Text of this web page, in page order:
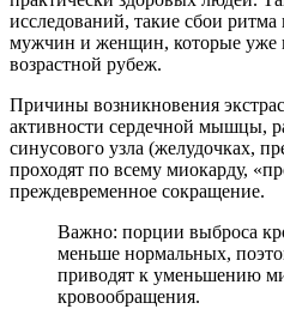
исследований, такие сбои
мужчин и женщин, которые уже
возрастной рубеж.
Причины возникновения
активности сердечной мышцы,
синусового узла (желудочках,
проходят по всему миокарду,
преждевременное сокращение.
Важно: порции выброса
меньше нормальных,
приводят к уменьшению
кровообращения.